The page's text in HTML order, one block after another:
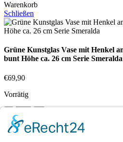
Warenkorb
Schließen
Grüne Kunstglas Vase mit Henkel
bunt Höhe ca. 26 cm Serie Smeralda
€69,90
Vorrätig
In den Warenkorb
Vergleichen